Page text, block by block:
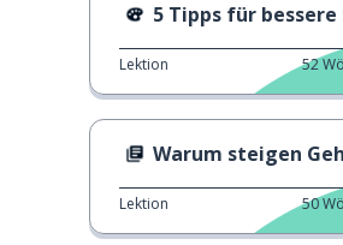
5 Tipps für bessere
Lektion 52
Warum steigen
Lektion 50